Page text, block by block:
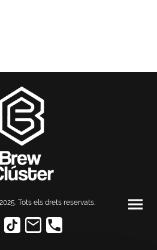
Tots els drets reservats.